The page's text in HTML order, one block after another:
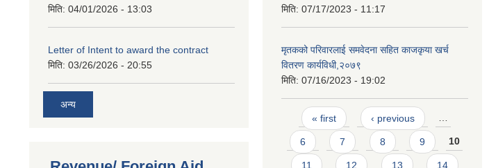
मिति: 04/01/2026 - 13:03
Letter of Intent to award the contract
मिति: 03/26/2026 - 20:55
अन्य
मिति: 07/17/2023 - 11:17
मृतकको परिवारलाई समवेदना सहित काजकृया खर्च
वितरण कार्यविधी,२०७९
मिति: 07/16/2023 - 19:02
Pages
« first ‹ previous …
6 7 8 9 10
11 12 13 14